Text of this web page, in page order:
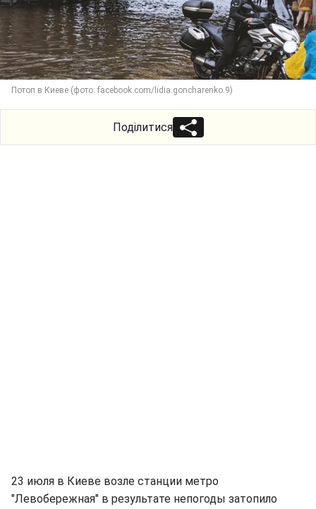
Потоп в Киеве (фото: facebook.com/lidia.goncharenko.9)
Поділитися
23 июля в Киеве возле станции метро
"Левобережная" в результате непогоды затопило